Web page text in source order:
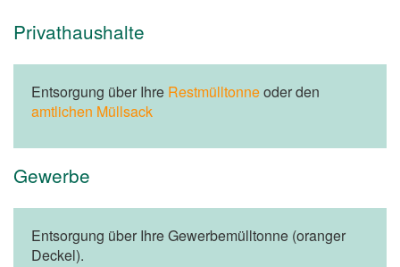
Privathaushalte
Entsorgung über Ihre Restmülltonneoder den
amtlichen Müllsack
Gewerbe
Entsorgung über Ihre Gewerbemülltonne (oranger
Deckel).